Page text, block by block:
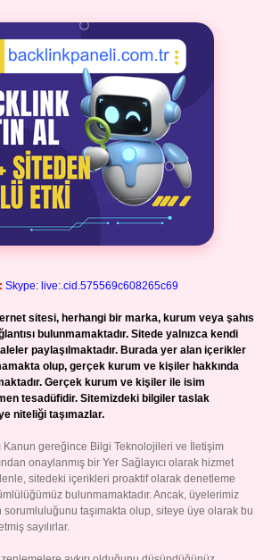
Skype: live:.cid.575569c608265c69
sitesi, herhangi bir marka, kurum veya şahıs
bulunmamaktadır. Sitede yalnızca kendi
paylaşılmaktadır. Burada yer alan içerikler
olup, gerçek kurum ve kişiler hakkında
Gerçek kurum ve kişiler ile isim
tesadüfidir. Sitemizdeki bilgiler taslak
niteliği taşımazlar.
Kanun gereğince Bilgi Teknolojileri ve İletişim
onaylanmış bir Yer Sağlayıcı olarak hizmet
sitedeki içerikleri proaktif olarak denetleme
bulunmamaktadır. Ancak, üyelerimiz
sorumluluğunu taşımakta olup, siteye üye olarak bu
sayılırlar.